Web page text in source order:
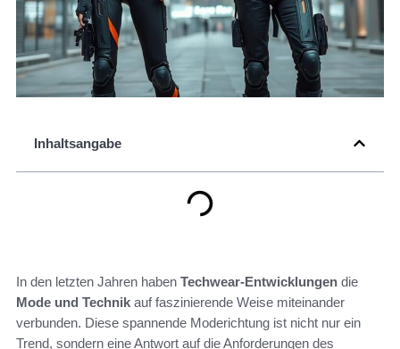
Inhaltsangabe
In den letzten Jahren haben Techwear-Entwicklungen die
Mode und Technik auf faszinierende Weise miteinander
verbunden. Diese spannende Moderichtung ist nicht nur ein
Trend, sondern eine Antwort auf die Anforderungen des